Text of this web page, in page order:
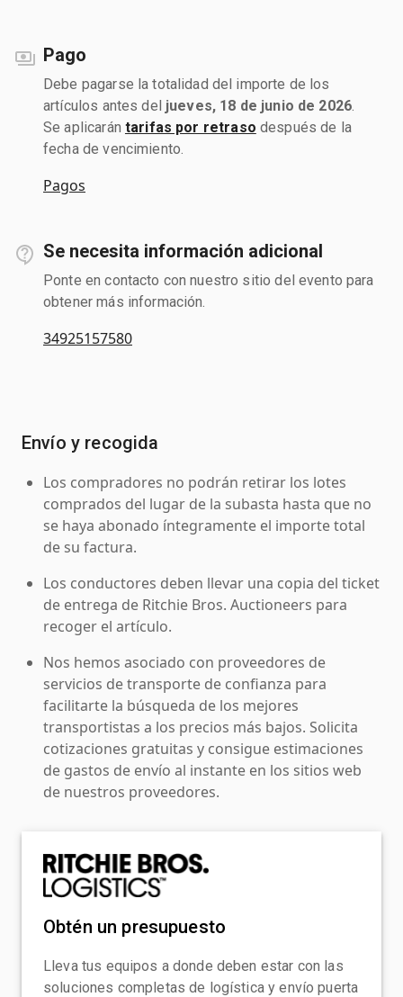
Pago
Debe pagarse la totalidad del importe de los
artículos antes del jueves, 18 de junio de 2026
Se aplicarán tarifas por retraso después de la
fecha de vencimiento.
Pagos
Se necesita información adicional
Ponte en contacto con nuestro sitio del evento para
obtener más información.
34925157580
Envío y recogida
Los compradores no podrán retirar los lotes
comprados del lugar de la subasta hasta que no
se haya abonado íntegramente el importe total
de su factura.
Los conductores deben llevar una copia del ticket
de entrega de Ritchie Bros. Auctioneers para
recoger el artículo.
Nos hemos asociado con proveedores de
servicios de transporte de confianza para
facilitarte la búsqueda de los mejores
transportistas a los precios más bajos. Solicita
cotizaciones gratuitas y consigue estimaciones
de gastos de envío al instante en los sitios web
de nuestros proveedores.
Obtén un presupuesto
Lleva tus equipos a donde deben estar con las
soluciones completas de logística y envío puerta